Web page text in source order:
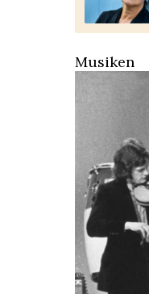
Musiken